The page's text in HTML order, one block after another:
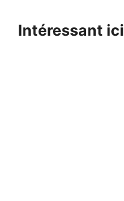
contentIntéressant ici